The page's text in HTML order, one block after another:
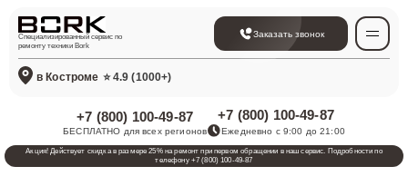
Специализированный сервис по
ремонту техники Bork
Заказать звонок
в Костроме ⭐ 4.9 (1000+)
+7 (800) 100-49-87
БЕСПЛАТНО для всех регионов
+7 (800) 100-49-87
Ежедневно с 9:00 до 21:00
Акция! Действует скидка в размере 25% на ремонт при первом обращении в наш сервис. Подробности по
телефону +7 (800) 100-49-87